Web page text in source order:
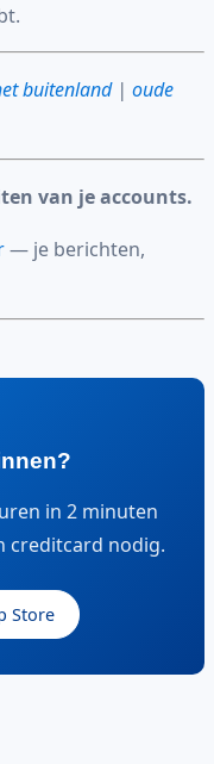
buitenland| oude
van je accounts.
— je berichten,
in 2 minuten
creditcard nodig.
Store